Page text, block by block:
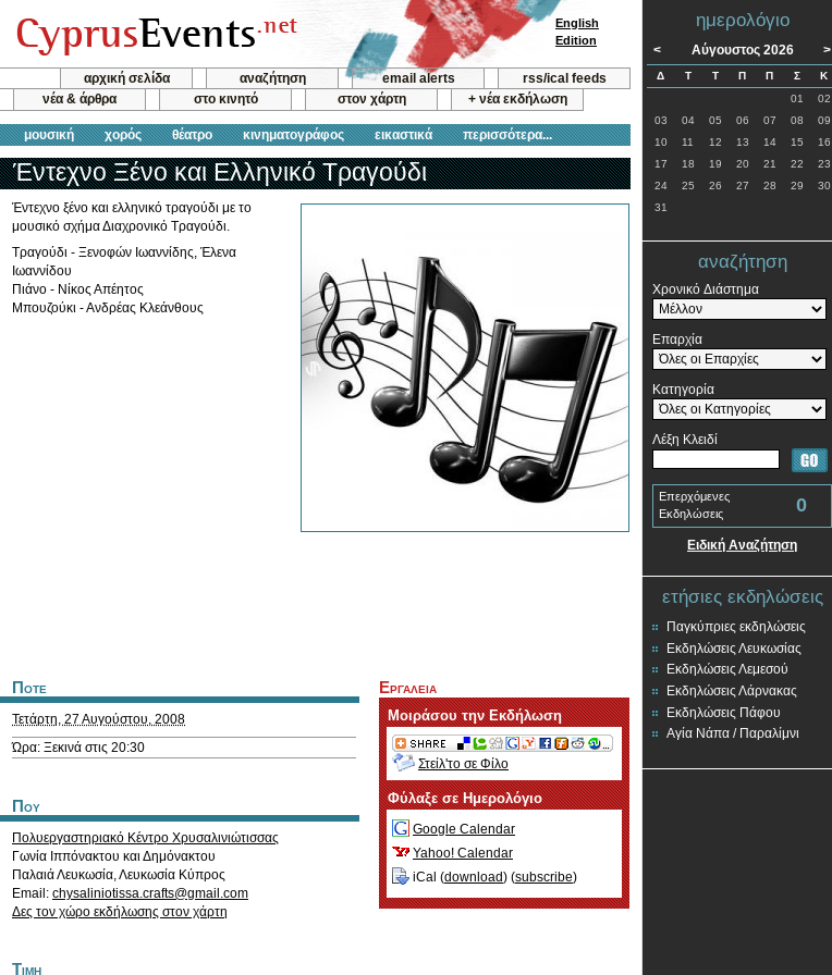
αρχική σελίδα αναζήτηση email alerts
rss/ical feeds
νέα & άρθρα
στο κινητό στον χάρτη + νέα εκδήλωση
μουσική χορός θέατρο κινηματογράφος εικαστικά περισσότερα...
English
Edition
Έντεχνο Ξένο και Ελληνικό Τραγούδι
Έντεχνο ξένο και ελληνικό τραγούδι με το
μουσικό σχήμα Διαχρονικό Τραγούδι.
Τραγούδι - Ξενοφών Ιωαννίδης, Έλενα
Ιωαννίδου
Πιάνο - Νίκος Απέητος
Μπουζούκι - Ανδρέας Κλεάνθους
Ποτε
Τετάρτη, 27 Αυγούστου, 2008
Ώρα: Ξεκινά στις 20:30
Που
Πολυεργαστηριακό Κέντρο Χρυσαλινιώτισσας
Γωνία Ιππόνακτου και Δημόνακτου
Παλαιά Λευκωσία,Λευκωσία Κύπρος
Email: chysaliniotissa.crafts@gmail.com
Δες τον χώρο εκδήλωσης στον χάρτη
Τιμη
Εργαλεια
Μοιράσου την Εκδήλωση
Στείλ'το σε Φίλο
Φύλαξε σε Ημερολόγιο
Google Calendar
Yahoo! Calendar
iCal (download) (subscribe)
ημερολόγιο
< Αύγουστος 2026 >
Δ Τ Τ Π Π Σ
Κ
01
02
03
04 05 06 07 08
09
10
11 12 13 14 15
16
17
18 19 20 21 22
23
24
25 26 27 28 29
30
31
αναζήτηση
Χρονικό Διάστημα
Επαρχία
Κατηγορία
Λέξη Κλειδί
Επερχόμενες
Εκδηλώσεις
0
Ειδική Αναζήτηση
ετήσιες εκδηλώσεις
Παγκύπριες εκδηλώσεις
Εκδηλώσεις Λευκωσίας
Εκδηλώσεις Λεμεσού
Εκδηλώσεις Λάρνακας
Εκδηλώσεις Πάφου
Αγία Νάπα / Παραλίμνι